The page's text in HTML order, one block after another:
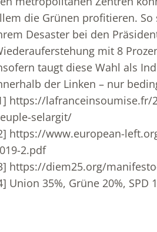
die Grünen profitieren. So
Desaster bei den
mit 8
taugt diese Wahl als
der Linken – nur
https://lafranceinsoumise.fr/
selargit/
https://www.european-
2.pdf
https://diem25.org/
Union 35%, Grüne 20%,